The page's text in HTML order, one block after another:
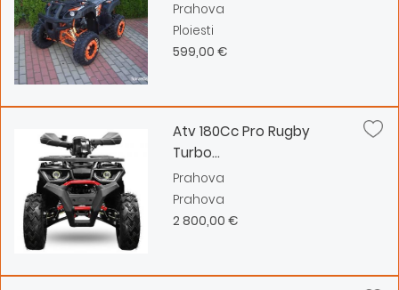
Prahova
Ploiesti
599,00 €
Atv 180Cc Pro Rugby
Turbo...
Prahova
Prahova
2 800,00 €